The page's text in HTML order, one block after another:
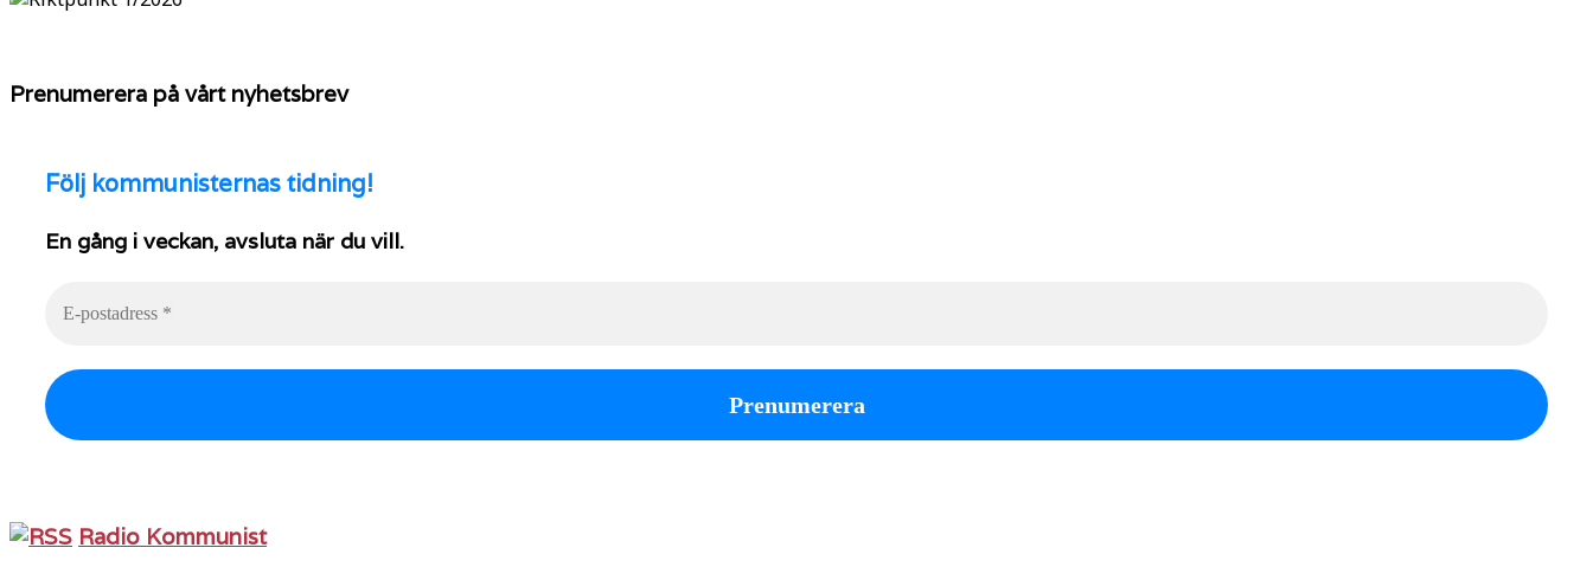
Prenumerera på vårt nyhetsbrev
Följ kommunisternas tidning!
En gång i veckan, avsluta när du vill.
Radio Kommunist